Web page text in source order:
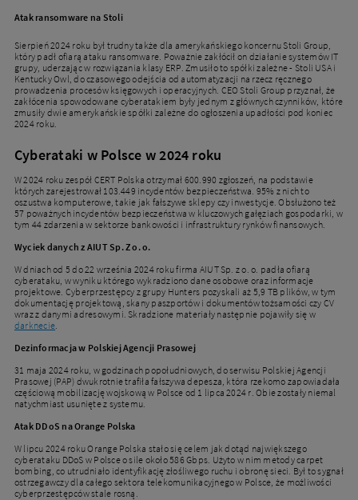
Atak ransomware na Stoli
Sierpień 2024 roku był trudny także dla amerykańskiego koncernu Stoli Group,
który padł ofiarą ataku ransomware. Poważnie zakłócił on działanie systemów IT
grupy, uderzając w rozwiązania klasy ERP. Zmusiło to spółki zależne - Stoli USA i
Kentucky Owl, do czasowego odejścia od automatyzacji na rzecz ręcznego
prowadzenia procesów księgowych i operacyjnych. CEO Stoli Group przyznał, że
zakłócenia spowodowane cyberatakiem były jednym z głównych czynników, które
zmusiły dwie amerykańskie spółki zależne do ogłoszenia upadłości pod koniec
2024 roku.
Cyberataki w Polsce w 2024 roku
W 2024 roku zespół CERT Polska otrzymał 600.990 zgłoszeń, na podstawie
których zarejestrował 103.449 incydentów bezpieczeństwa. 95% z nich to
oszustwa komputerowe, takie jak fałszywe sklepy czy inwestycje. Obsłużono też
57 poważnych incydentów bezpieczeństwa w kluczowych gałęziach gospodarki, w
tym 44 zdarzenia w sektorze bankowości i infrastruktury rynków finansowych.
Wyciek danych z AIUT Sp. Z o. o.
W dniach od 5 do 22 września 2024 roku firma AIUT Sp. z o. o. padła ofiarą
cyberataku, w wyniku którego wykradziono dane osobowe oraz informacje
projektowe. Cyberprzestępcy z grupy Hunters pozyskali aż 5,9 TB plików, w tym
dokumentację projektową, skany paszportów i dokumentów tożsamości czy CV
wraz z danymi adresowymi. Skradzione materiały następnie pojawiły się w
darknecie
Dezinformacja w Polskiej Agencji Prasowej
31 maja 2024 roku, w godzinach popołudniowych, do serwisu Polskiej Agencji
Prasowej (PAP) dwukrotnie trafiła fałszywa depesza, która rzekomo zapowiadała
częściową mobilizację wojskową w Polsce od 1 lipca 2024 r. Obie zostały niemal
natychmiast usunięte z systemu.
Atak DDoS na Orange Polska
W lipcu 2024 roku Orange Polska stało się celem jak dotąd największego
cyberataku DDoS w Polsce o sile około 586 Gbps. Użyto w nim metody carpet
bombing, co utrudniało identyfikację złośliwego ruchu i obronę sieci. Był to sygnał
ostrzegawczy dla całego sektora telekomunikacyjnego w Polsce, że możliwości
cyberprzestępców stale rosną.